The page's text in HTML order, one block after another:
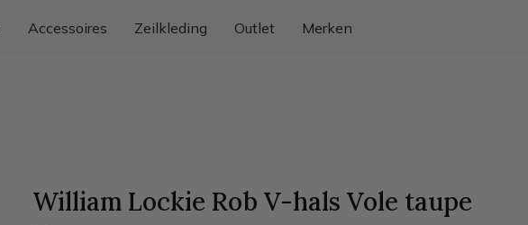
Accessoires Zeilkleding Outlet Merken
William Lockie Rob V-hals Vole taupe